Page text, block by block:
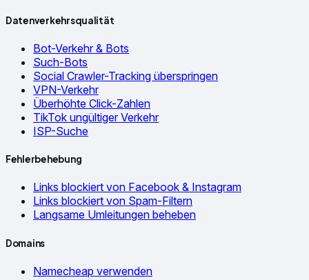
Datenverkehrsqualität
Bot-Verkehr & Bots
Such-Bots
Social Crawler-Tracking überspringen
VPN-Verkehr
Überhöhte Click-Zahlen
TikTok ungültiger Verkehr
ISP-Suche
Fehlerbehebung
Links blockiert von Facebook & Instagram
Links blockiert von Spam-Filtern
Langsame Umleitungen beheben
Domains
Namecheap verwenden